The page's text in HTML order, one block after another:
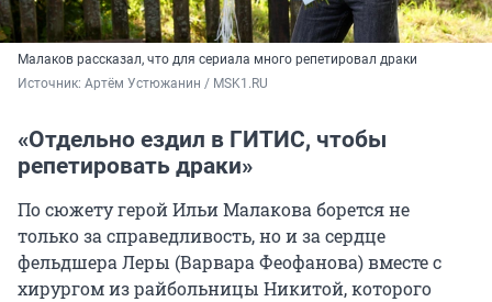
Малаков рассказал, что для сериала много репетировал драки
Источник: Артём Устюжанин / MSK1.RU
«Отдельно ездил в ГИТИС, чтобы
репетировать драки»
По сюжету герой Ильи Малакова борется не
только за справедливость, но и за сердце
фельдшера Леры (Варвара Феофанова) вместе с
хирургом из райбольницы Никитой, которого